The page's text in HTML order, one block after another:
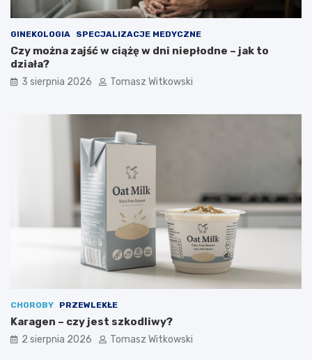
GINEKOLOGIA SPECJALIZACJE MEDYCZNE
Czy można zajść w ciążę w dni niepłodne – jak to
działa?
3 sierpnia 2026 Tomasz Witkowski
CHOROBY PRZEWLEKŁE
Karagen – czy jest szkodliwy?
2 sierpnia 2026 Tomasz Witkowski